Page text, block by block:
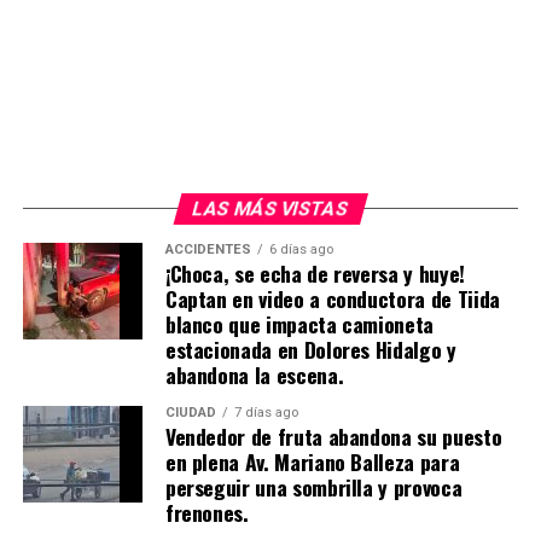
LAS MÁS VISTAS
ACCIDENTES 6 días ago
¡Choca, se echa de reversa y huye!
Captan en video a conductora de Tiida
blanco que impacta camioneta
estacionada en Dolores Hidalgo y
abandona la escena.
CIUDAD 7 días ago
Vendedor de fruta abandona su puesto
en plena Av. Mariano Balleza para
perseguir una sombrilla y provoca
frenones.